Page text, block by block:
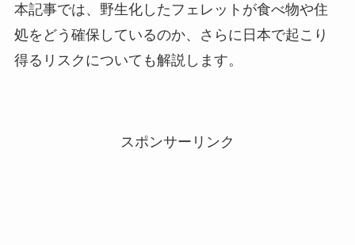
本記事では、野生化したフェレットが食べ物や住
処をどう確保しているのか、さらに日本で起こり
得るリスクについても解説します。
スポンサーリンク